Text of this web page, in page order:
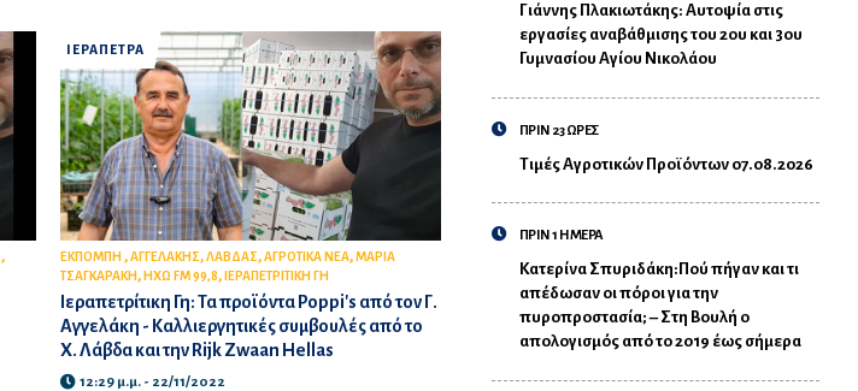
,
ΙΕΡΑΠΕΤΡΑ
ΕΚΠΟΜΠΗ ,ΑΓΓΕΛΑΚΗΣ,ΛΑΒΔΑΣ,ΑΓΡΟΤΙΚΑ ΝΕΑ,ΜΑΡΙΑ
ΤΣΑΓΚΑΡΑΚΗ, HXΩ FM 99,8, ΙΕΡΑΠΕΤΡΙΤΙΚΗ ΓΗ
Ιεραπετρίτικη Γη: Τα προϊόντα Poppi's από τον Γ.
Αγγελάκη - Καλλιεργητικές συμβουλές από το
Χ. Λάβδα και την Rijk Zwaan Hellas
12:29 μ.μ. - 22/11/2022
Γιάννης Πλακιωτάκης: Αυτοψία στις
εργασίες αναβάθμισης του 2ου και 3ου
Γυμνασίου Αγίου Νικολάου
ΠΡΙΝ 23 ΩΡΕΣ
Τιμές Αγροτικών Προϊόντων 07.08.2026
ΠΡΙΝ 1 ΗΜΕΡΑ
Κατερίνα Σπυριδάκη:Πού πήγαν και τι
απέδωσαν οι πόροι για την
πυροπροστασία; – Στη Βουλή ο
απολογισμός από το 2019 έως σήμερα